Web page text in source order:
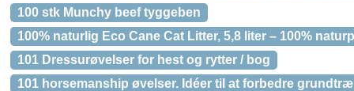
100 stk Munchy beef tyggeben
100% naturlig Eco Cane Cat Litter, 5,8 liter – 100%
101 Dressurøvelser for hest og rytter / bog
101 horsemanship øvelser. Idéer til at forbedre